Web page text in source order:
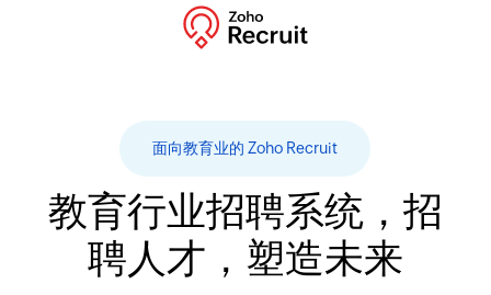
面向教育业的 Zoho Recruit
教育行业招聘系统，招
聘人才，塑造未来